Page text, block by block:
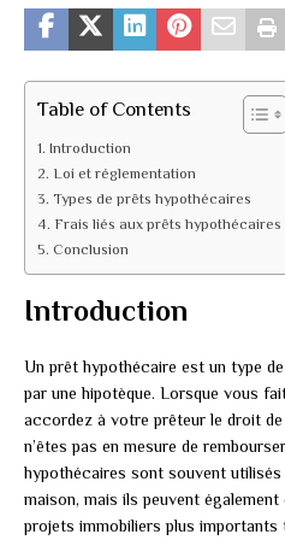
Table of Contents
Introduction
Loi et réglementation
Types de prêts hypothécaires
Frais liés aux prêts hypothécaires
Conclusion
Introduction
Un prêt hypothécaire est un type
par une hipotèque. Lorsque vous
accordez à votre prêteur le droit
n’êtes pas en mesure de
hypothécaires sont souvent utilisés
maison, mais ils peuvent
projets immobiliers plus importants